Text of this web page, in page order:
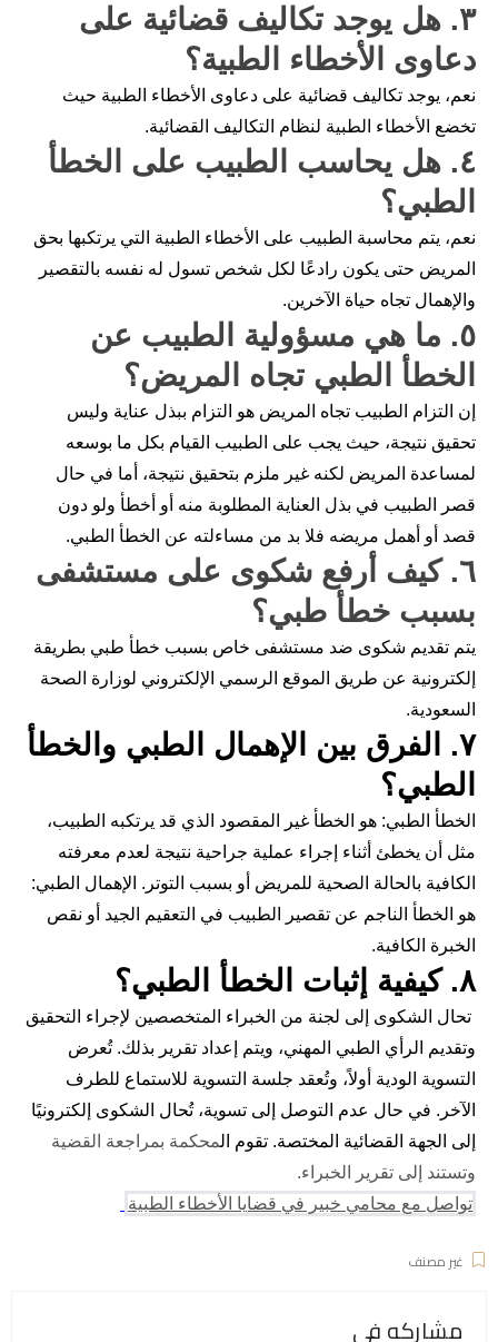
٣. هل يوجد تكاليف قضائية على
دعاوى الأخطاء الطبية؟
نعم، يوجد تكاليف قضائية على دعاوى الأخطاء الطبية حيث
تخضع الأخطاء الطبية لنظام التكاليف القضائية.
٤. هل يحاسب الطبيب على الخطأ
الطبي؟
نعم، يتم محاسبة الطبيب على الأخطاء الطبية التي يرتكبها بحق
المريض حتى يكون رادعًا لكل شخص تسول له نفسه بالتقصير
والإهمال تجاه حياة الآخرين.
٥. ما هي مسؤولية الطبيب عن
الخطأ الطبي تجاه المريض؟
إن التزام الطبيب تجاه المريض هو التزام ببذل عناية وليس
تحقيق نتيجة، حيث يجب على الطبيب القيام بكل ما بوسعه
لمساعدة المريض لكنه غير ملزم بتحقيق نتيجة، أما في حال
قصر الطبيب في بذل العناية المطلوبة منه أو أخطأ ولو دون
قصد أو أهمل مريضه فلا بد من مساءلته عن الخطأ الطبي.
٦. كيف أرفع شكوى على مستشفى
بسبب خطأ طبي؟
يتم تقديم شكوى ضد مستشفى خاص بسبب خطأ طبي بطريقة
إلكترونية عن طريق الموقع الرسمي الإلكتروني لوزارة الصحة
السعودية.
٧. الفرق بين الإهمال الطبي والخطأ
الطبي؟
الخطأ الطبي: هو الخطأ غير المقصود الذي قد يرتكبه الطبيب،
مثل أن يخطئ أثناء إجراء عملية جراحية نتيجة لعدم معرفته
الكافية بالحالة الصحية للمريض أو بسبب التوتر. الإهمال الطبي:
هو الخطأ الناجم عن تقصير الطبيب في التعقيم الجيد أو نقص
الخبرة الكافية.
٨. كيفية إثبات الخطأ الطبي؟
تحال الشكوى إلى لجنة من الخبراء المتخصصين لإجراء التحقيق
وتقديم الرأي الطبي المهني، ويتم إعداد تقرير بذلك. تُعرض
التسوية الودية أولاً، وتُعقد جلسة التسوية للاستماع للطرف
الآخر. في حال عدم التوصل إلى تسوية، تُحال الشكوى إلكترونيًا
إلى الجهة القضائية المختصة. تقوم المحكمة بمراجعة القضية
وتستند إلى تقرير الخبراء.
تواصل مع محامي خبير في قضايا الأخطاء الطبية
غير مصنف
مشاركه فى